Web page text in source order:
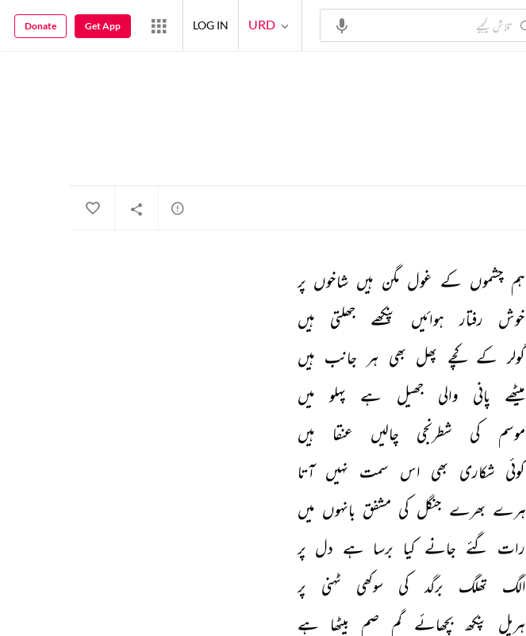
ہم چشموں کے غول مگن ہیں شاخوں پر
خوش
رفتار ہوائیں پنکھے جھلتی
ہیں
گولر کے کچے پھل بھی ہر جانب ہیں
میٹھے
پانی والی جھیل ہے پہلو
میں
موسم
کی شطرنجی چالیں عنقا
ہیں
کوئی شکاری بھی اس سمت نہیں آتا
ہرے بھرے جنگل کی مشفق بانہوں میں
رات گئے جانے کیا برسا ہے دل پر
الگ
تھلگ برگد کی سوکھی ٹہنی
پر
ہریل
پنکھ بچھائے گم صم بیٹھا ہے
URD
LOG IN
Get App
Donate